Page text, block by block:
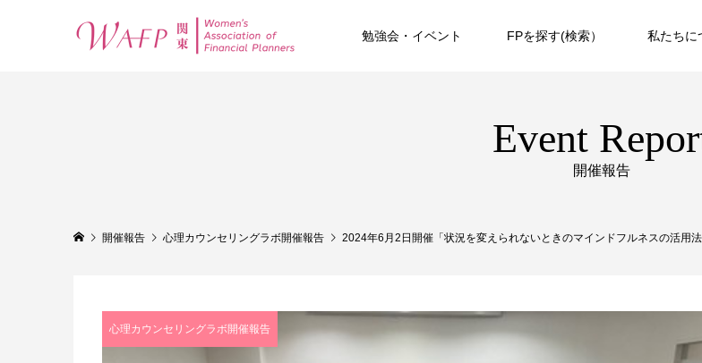
勉強会・イベント FPを探す(検索） 私たちに
Event
開催報告
開催報告 心理カウンセリングラボ開催報告 2024年6月2日開催「状況を変えられないときのマインドフルネスの活用法
心理カウンセリングラボ開催報告